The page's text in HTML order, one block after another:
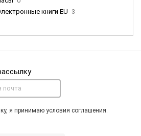
книги EU 3
я принимаю условия соглашения.